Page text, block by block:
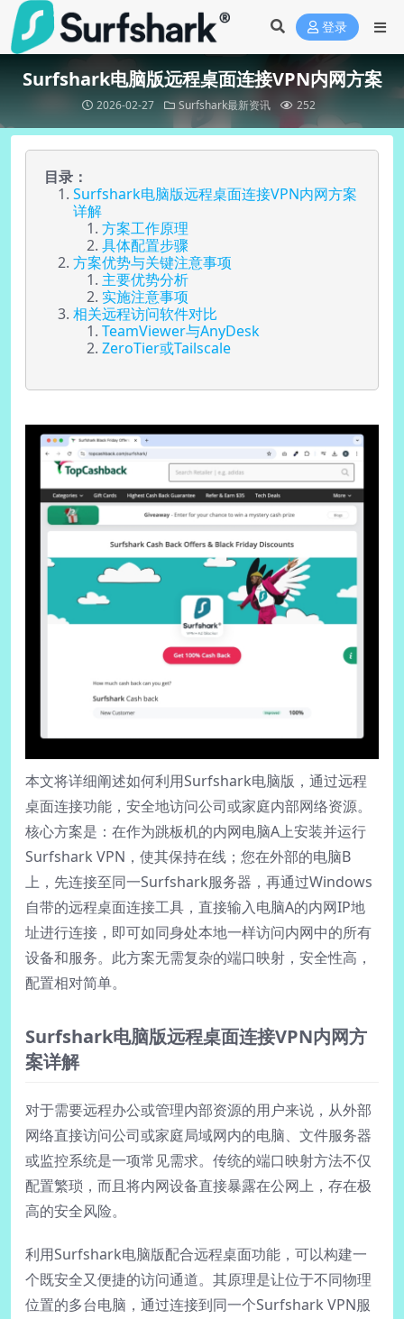
登录
Surfshark电脑版远程桌面连接VPN内网方案
2026-02-27 Surfshark最新资讯 252
目录：
Surfshark电脑版远程桌面连接VPN内网方案
详解
方案工作原理
具体配置步骤
方案优势与关键注意事项
主要优势分析
实施注意事项
相关远程访问软件对比
TeamViewer与AnyDesk
ZeroTier或Tailscale
本文将详细阐述如何利用Surfshark电脑版，通过远程
桌面连接功能，安全地访问公司或家庭内部网络资源。
核心方案是：在作为跳板机的内网电脑A上安装并运行
Surfshark VPN，使其保持在线；您在外部的电脑B
上，先连接至同一Surfshark服务器，再通过Windows
自带的远程桌面连接工具，直接输入电脑A的内网IP地
址进行连接，即可如同身处本地一样访问内网中的所有
设备和服务。此方案无需复杂的端口映射，安全性高，
配置相对简单。
Surfshark电脑版远程桌面连接VPN内网方
案详解
对于需要远程办公或管理内部资源的用户来说，从外部
网络直接访问公司或家庭局域网内的电脑、文件服务器
或监控系统是一项常见需求。传统的端口映射方法不仅
配置繁琐，而且将内网设备直接暴露在公网上，存在极
高的安全风险。
利用Surfshark电脑版配合远程桌面功能，可以构建一
个既安全又便捷的访问通道。其原理是让位于不同物理
位置的多台电脑，通过连接到同一个Surfshark VPN服